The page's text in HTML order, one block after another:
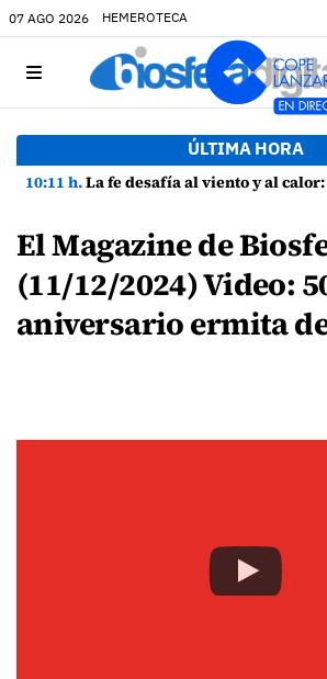
07 AGO 2026 HEMEROTECA
ÚLTIMA HORA
10:11 h.La fe desafía al viento y al calor: cientos de peregrinos
El Magazine de
(11/12/2024) Video:
aniversario ermita